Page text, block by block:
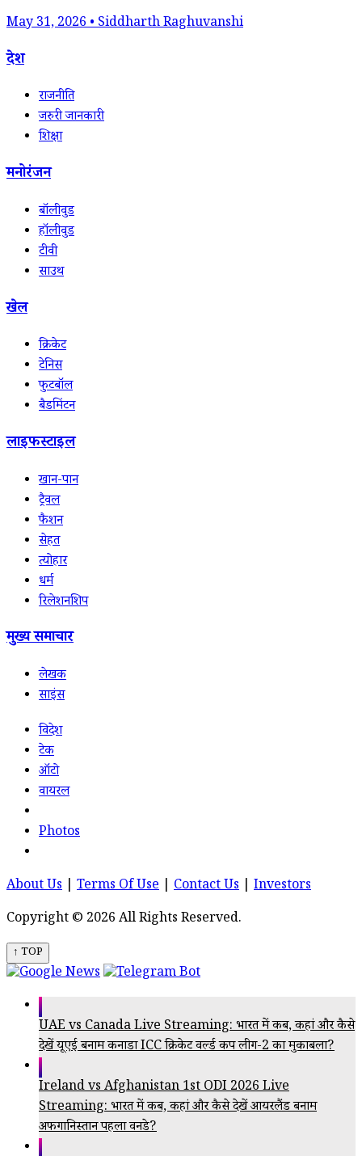
May 31, 2026 • Siddharth Raghuvanshi
देश
राजनीति
जरुरी जानकारी
शिक्षा
मनोरंजन
बॉलीवुड
हॉलीवुड
टीवी
साउथ
खेल
क्रिकेट
टेनिस
फुटबॉल
बैडमिंटन
लाइफस्टाइल
खान-पान
ट्रैवल
फैशन
सेहत
त्योहार
धर्म
रिलेशनशिप
मुख्य समाचार
लेखक
साइंस
विदेश
टेक
ऑटो
वायरल
Photos
About Us Terms Of Use Contact Us
Investors
Copyright © 2026 All Rights Reserved.
↑ TOP
UAE vs Canada Live Streaming: भारत में कब, कहां और कैसे
देखें यूएई बनाम कनाडा ICC क्रिकेट वर्ल्ड कप लीग-2 का मुकाबला?
Ireland vs Afghanistan 1st ODI 2026 Live
Streaming: भारत में कब, कहां और कैसे देखें आयरलैंड बनाम
अफगानिस्तान पहला वनडे?